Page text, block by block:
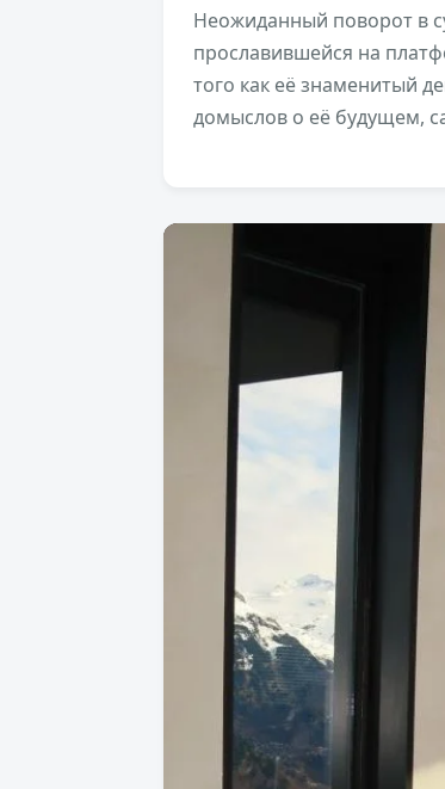
Неожиданный поворот в
прославившейся на
того как её знаменитый
домыслов о её будущем,